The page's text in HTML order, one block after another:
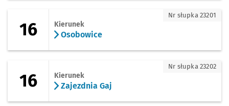
16 Kierunek
Osobowice
Nr słupka 23201
16 Kierunek
Zajezdnia Gaj
Nr słupka 23202